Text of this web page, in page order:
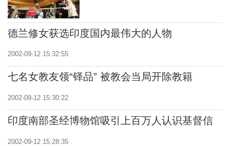
德兰修女获选印度国内最伟大的人物
2002-09-12 15:32:55
七名女教友领“铎品” 被教会当局开除教籍
2002-09-12 15:30:22
印度南部圣经博物馆吸引上百万人认识基督信
2002-09-12 15:28:35